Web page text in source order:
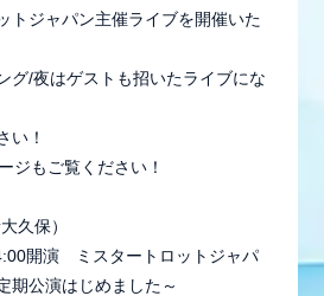
トジャパン主催ライブを開催いた
グ/夜はゲストも招いたライブにな
い！
ジもご覧ください！
久保）
開演 ミスタートロットジャパ
公演はじめました～